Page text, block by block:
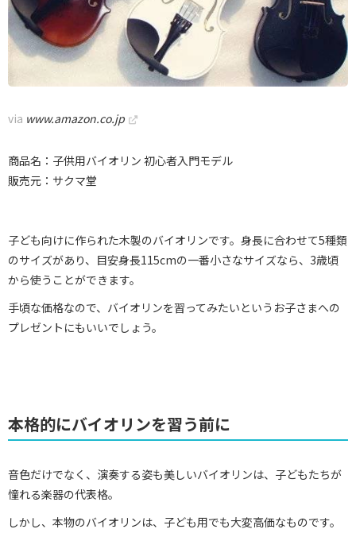
via www.amazon.co.jp
商品名：子供用バイオリン 初心者入門モデル
販売元：サクマ堂
子ども向けに作られた木製のバイオリンです。身長に合わせて5種類
のサイズがあり、目安身長115cmの一番小さなサイズなら、3歳頃
から使うことができます。
手頃な価格なので、バイオリンを習ってみたいというお子さまへの
プレゼントにもいいでしょう。
本格的にバイオリンを習う前に
音色だけでなく、演奏する姿も美しいバイオリンは、子どもたちが
憧れる楽器の代表格。
しかし、本物のバイオリンは、子ども用でも大変高価なものです。